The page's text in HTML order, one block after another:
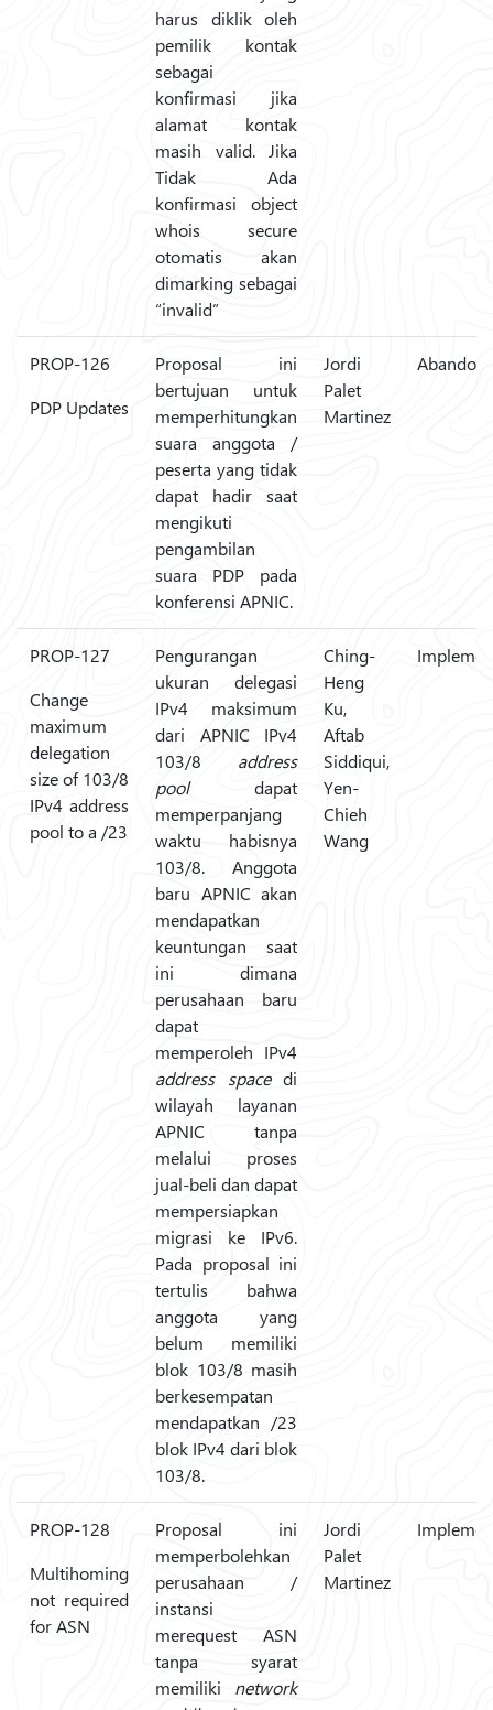
harus diklik oleh
pemilik kontak
sebagai
konfirmasi jika
alamat kontak
masih valid. Jika
Tidak Ada
konfirmasi object
whois secure
otomatis akan
dimarking sebagai
“invalid”
PROP-126
PDP Updates
Proposal ini
bertujuan untuk
memperhitungkan
suara anggota /
peserta yang tidak
dapat hadir saat
mengikuti
pengambilan
suara PDP pada
konferensi APNIC.
Jordi
Palet
Martinez
PROP-127
Change
maximum
delegation
size of 103/8
IPv4 address
pool to a /23
Pengurangan
ukuran delegasi
IPv4 maksimum
dari APNIC IPv4
103/8 address
pooldapat
memperpanjang
waktu habisnya
103/8. Anggota
baru APNIC akan
mendapatkan
keuntungan saat
ini dimana
perusahaan baru
dapat
memperoleh IPv4
address spacedi
wilayah layanan
APNIC tanpa
melalui proses
jual-beli dan dapat
mempersiapkan
migrasi ke IPv6.
Pada proposal ini
tertulis bahwa
anggota yang
belum memiliki
blok 103/8 masih
berkesempatan
mendapatkan /23
blok IPv4 dari blok
103/8.
Ching-
Heng
Ku,
Aftab
Siddiqui,
Yen-
Chieh
Wang
PROP-128
Multihoming
not required
for ASN
Proposal ini
memperbolehkan
perusahaan /
instansi
merequest ASN
tanpa syarat
memiliki network
Jordi
Palet
Martinez